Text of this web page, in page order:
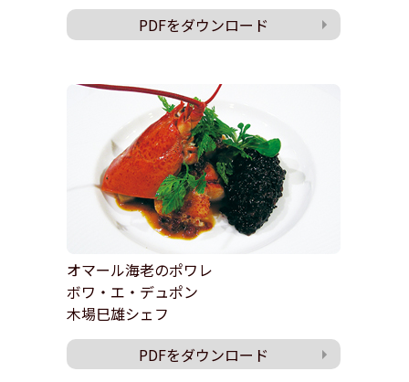
PDFをダウンロード
オマール海老のポワレ
ボワ・エ・デュポン
木場巳雄シェフ
PDFをダウンロード